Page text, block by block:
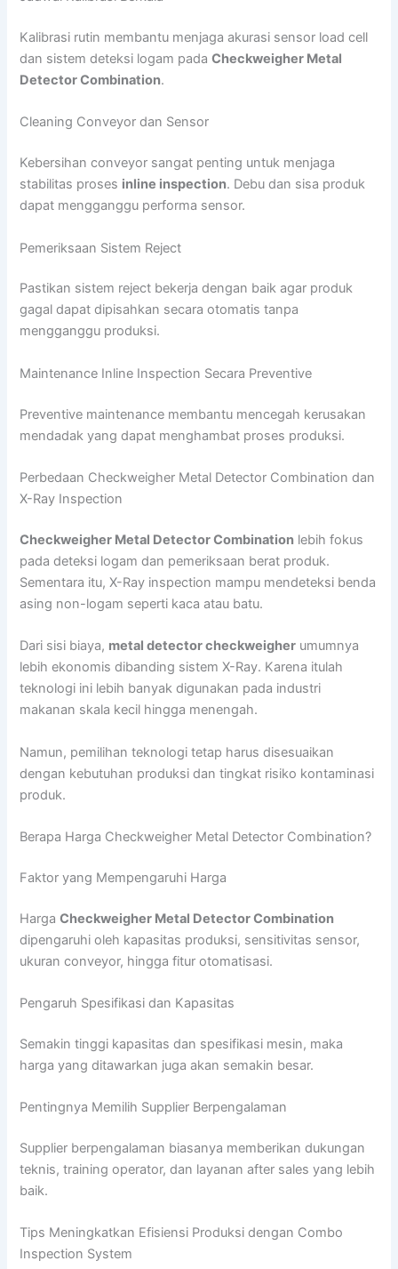
Kalibrasi rutin membantu menjaga akurasi sensor load cell
dan sistem deteksi logam padaCheckweigher Metal
Detector Combination.
Cleaning Conveyor dan Sensor
Kebersihan conveyor sangat penting untuk menjaga
stabilitas proses inline inspection. Debu dan sisa produk
dapat mengganggu performa sensor.
Pemeriksaan Sistem Reject
Pastikan sistem reject bekerja dengan baik agar produk
gagal dapat dipisahkan secara otomatis tanpa
mengganggu produksi.
Maintenance Inline Inspection Secara Preventive
Preventive maintenance membantu mencegah kerusakan
mendadak yang dapat menghambat proses produksi.
Perbedaan Checkweigher Metal Detector Combination dan
X-Ray Inspection
Checkweigher Metal Detector Combination lebih fokus
pada deteksi logam dan pemeriksaan berat produk.
Sementara itu, X-Ray inspection mampu mendeteksi benda
asing non-logam seperti kaca atau batu.
Dari sisi biaya, metal detector checkweigher umumnya
lebih ekonomis dibanding sistem X-Ray. Karena itulah
teknologi ini lebih banyak digunakan pada industri
makanan skala kecil hingga menengah.
Namun, pemilihan teknologi tetap harus disesuaikan
dengan kebutuhan produksi dan tingkat risiko kontaminasi
produk.
Berapa Harga Checkweigher Metal Detector Combination?
Faktor yang Mempengaruhi Harga
HargaCheckweigher Metal Detector Combination
dipengaruhi oleh kapasitas produksi, sensitivitas sensor,
ukuran conveyor, hingga fitur otomatisasi.
Pengaruh Spesifikasi dan Kapasitas
Semakin tinggi kapasitas dan spesifikasi mesin, maka
harga yang ditawarkan juga akan semakin besar.
Pentingnya Memilih Supplier Berpengalaman
Supplier berpengalaman biasanya memberikan dukungan
teknis, training operator, dan layanan after sales yang lebih
baik.
Tips Meningkatkan Efisiensi Produksi dengan Combo
Inspection System